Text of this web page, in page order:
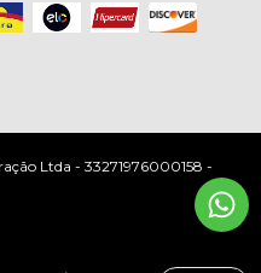
Ltda - 33271976000158 -